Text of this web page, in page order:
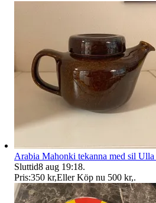
Arabia Mahonki tekanna med sil Ulla
Sluttid8 aug 19:18.
Pris:350 kr,Eller Köp nu 500 kr,.